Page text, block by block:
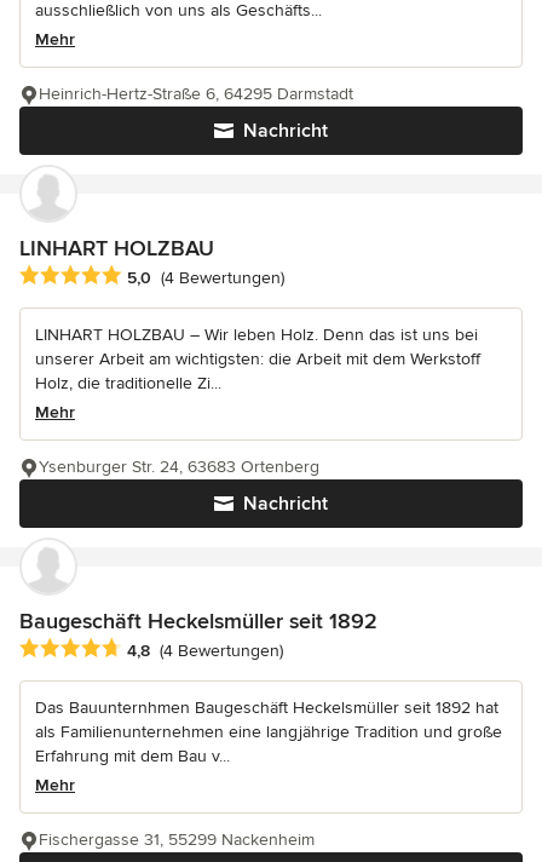
ausschließlich von uns als Geschäfts...
Mehr
Nachricht
Heinrich-Hertz-Straße 6, 64295 Darmstadt
LINHART HOLZBAU
Durchschnittliche Bewertung: 5 von 5 Sternen
5,0 (4 Bewertungen)
LINHART HOLZBAU – Wir leben Holz. Denn das ist uns bei
unserer Arbeit am wichtigsten: die Arbeit mit dem Werkstoff
Holz, die traditionelle Zi...
Mehr
Nachricht
Ysenburger Str. 24, 63683 Ortenberg
Baugeschäft Heckelsmüller seit 1892
Durchschnittliche Bewertung: 4.8 von 5 Sternen
4,8 (4 Bewertungen)
Das Bauunternhmen Baugeschäft Heckelsmüller seit 1892 hat
als Familienunternehmen eine langjährige Tradition und große
Erfahrung mit dem Bau v...
Mehr
Fischergasse 31, 55299 Nackenheim